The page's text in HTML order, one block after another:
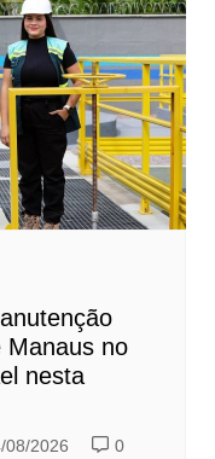
Manaus no
nesta
08/2026 0